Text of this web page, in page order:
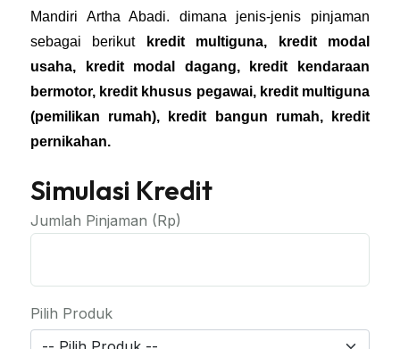
Mandiri Artha Abadi. dimana jenis-jenis pinjaman
sebagai berikut
kredit multiguna, kredit modal
usaha, kredit modal dagang, kredit kendaraan
bermotor, kredit khusus pegawai, kredit multiguna
(pemilikan rumah), kredit bangun rumah, kredit
pernikahan.
Simulasi Kredit
Jumlah Pinjaman (Rp)
Pilih Produk